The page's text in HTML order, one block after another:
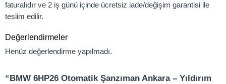
faturalıdır ve 2 iş günü içinde ücretsiz iade/değişim garantisi ile
teslim edilir.
Değerlendirmeler
Henüz değerlendirme yapılmadı.
“BMW 6HP26 Otomatik Şanzıman Ankara – Yıldırım